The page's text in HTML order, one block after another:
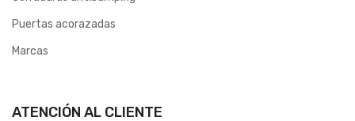
Puertas acorazadas
Marcas
ATENCIÓN AL CLIENTE